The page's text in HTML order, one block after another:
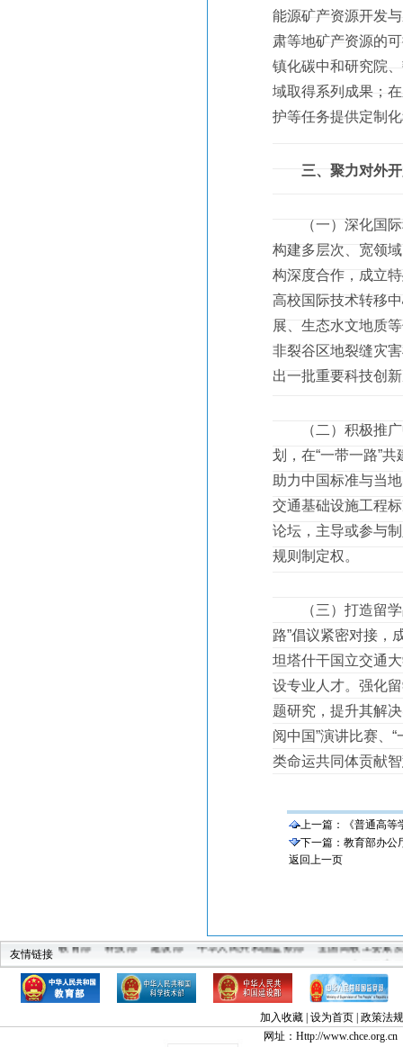
能源矿产资源开发
肃等地矿产资源的
镇化碳中和研究院
域取得系列成果；
护等任务提供定制
三、聚力对外
（一）深化国际
构建多层次、宽领
构深度合作，成立
高校国际技术转移
展、生态水文地质
非裂谷区地裂缝灾
出一批重要科技创
（二）积极推广
划，在“一带一路”
助力中国标准与当
交通基础设施工程
论坛，主导或参与
规则制定权。
（三）打造留学
路”倡议紧密对接，
坦塔什干国立交通
设专业人才。强化
题研究，提升其解
阅中国”演讲比赛、
类命运共同体贡献
上一篇：
《普通高
下一篇： 教育部办公
返回上一页
友情链接
教育部 科技部 建设部 中华人民共和国监察部
全国高教工委素
中国教育
加入收藏| 设为首页| 政策法规
网址：Http://www.chce.org.cn